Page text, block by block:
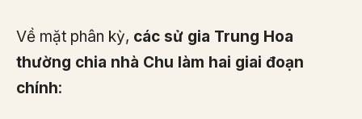
Về mặt phân kỳ, các sử gia Trung Hoa
thường chia nhà Chu làm hai giai đoạn
chính: